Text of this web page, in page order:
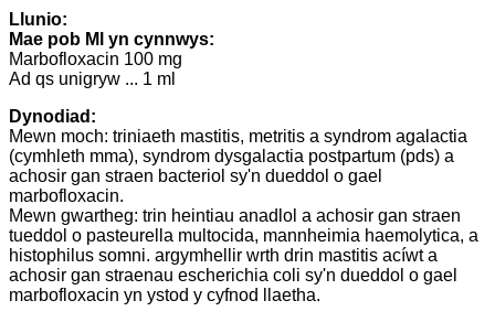
Llunio:
Mae pob Ml yn cynnwys:
Marbofloxacin 100 mg
Ad qs unigryw ... 1 ml
Dynodiad:
Mewn moch: triniaeth mastitis, metritis a syndrom agalactia
(cymhleth mma), syndrom dysgalactia postpartum (pds) a
achosir gan straen bacteriol sy'n dueddol o gael
marbofloxacin.
Mewn gwartheg: trin heintiau anadlol a achosir gan straen
tueddol o pasteurella multocida, mannheimia haemolytica, a
histophilus somni. argymhellir wrth drin mastitis acíwt a
achosir gan straenau escherichia coli sy'n dueddol o gael
marbofloxacin yn ystod y cyfnod llaetha.